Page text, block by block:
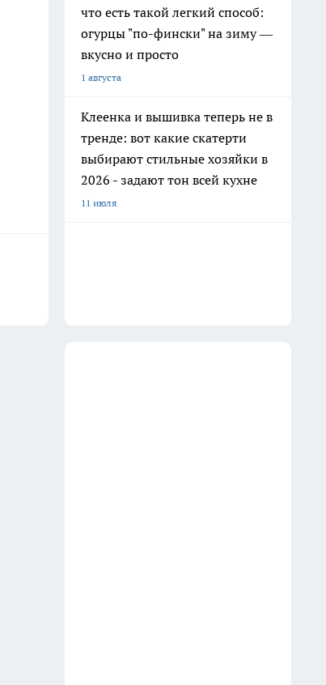
что есть такой легкий способ:
огурцы "по-фински" на зиму —
вкусно и просто
1 августа
Клеенка и вышивка теперь не в
тренде: вот какие скатерти
выбирают стильные хозяйки в
2026 - задают тон всей кухне
11 июля